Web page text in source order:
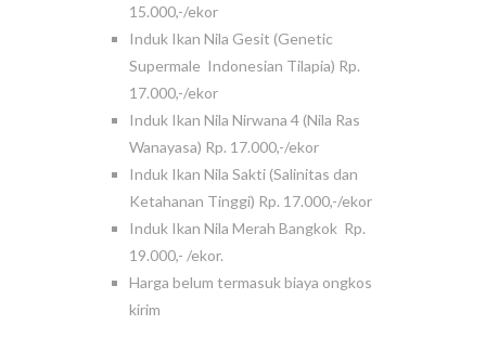
15.000,-/ekor
Induk Ikan Nila Gesit (Genetic
Supermale Indonesian Tilapia) Rp.
17.000,-/ekor
Induk Ikan Nila Nirwana 4 (Nila Ras
Wanayasa) Rp. 17.000,-/ekor
Induk Ikan Nila Sakti (Salinitas dan
Ketahanan Tinggi) Rp. 17.000,-/ekor
Induk Ikan Nila Merah Bangkok Rp.
19.000,- /ekor.
Harga belum termasuk biaya ongkos
kirim